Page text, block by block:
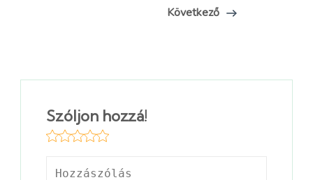
Következő
Szóljon hozzá!